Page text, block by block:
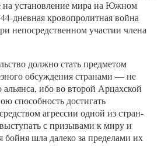
на установление мира на Южном
дневная кровопролитная война
непосредственном участии члена
должно стать предметом
обсуждения странами — не
ибо во второй Арцахской
способность достигать
агрессии одной из стран-
с призывами к миру и
шла далеко за пределами их